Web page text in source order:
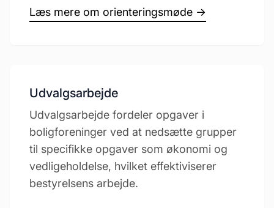
Læs mere om orienteringsmøde →
Udvalgsarbejde
Udvalgsarbejde fordeler opgaver i
boligforeninger ved at nedsætte grupper
til specifikke opgaver som økonomi og
vedligeholdelse, hvilket effektiviserer
bestyrelsens arbejde.